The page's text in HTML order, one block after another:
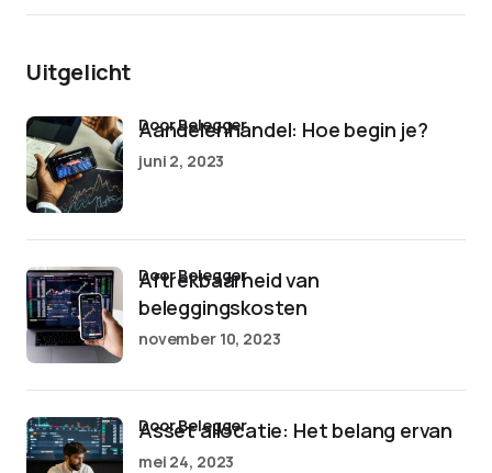
Uitgelicht
Aandelenhandel: Hoe begin je?
door Belegger
juni 2, 2023
Aftrekbaarheid van
beleggingskosten
door Belegger
november 10, 2023
Asset allocatie: Het belang ervan
door Belegger
mei 24, 2023